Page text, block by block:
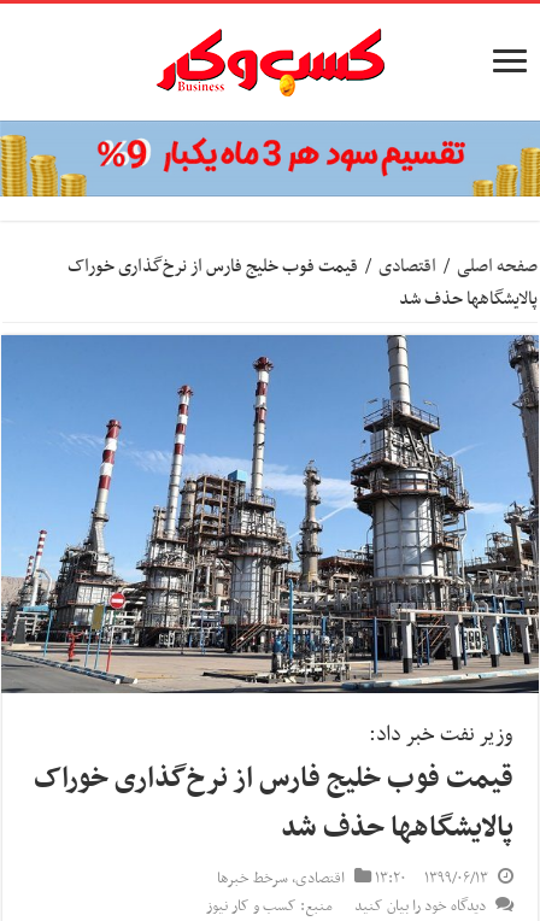
صفحه اصلی / اقتصادی / قیمت فوب خلیج فارس از نرخ‌گذاری خوراک
پالایشگاهها حذف شد
وزیر نفت خبر داد:
قیمت فوب خلیج فارس از نرخ‌گذاری خوراک
پالایشگاهها حذف شد
۱۳۹۹/۰۶/۱۳ ۱۳:۲۰ اقتصادی,سرخط خبرها
دیدگاه خود را بیان کنید
منبع: کسب و کار نیوز